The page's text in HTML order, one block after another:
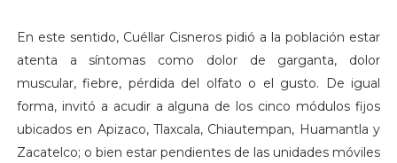
En este sentido, Cuéllar Cisneros pidió a la población estar
atenta a síntomas como dolor de garganta, dolor
muscular, fiebre, pérdida del olfato o el gusto. De igual
forma, invitó a acudir a alguna de los cinco módulos fijos
ubicados en Apizaco, Tlaxcala, Chiautempan, Huamantla y
Zacatelco; o bien estar pendientes de las unidades móviles